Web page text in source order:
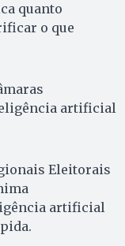
quanto
o que
artificial
Eleitorais
artificial